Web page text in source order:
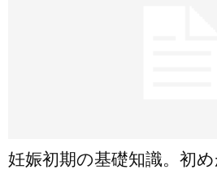
妊娠初期の基礎知識。初め